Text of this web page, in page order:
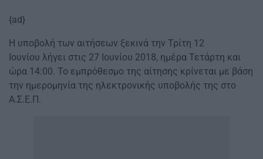
{ad}
Η υποβολή των αιτήσεων ξεκινά την Τρίτη 12
Ιουνίου λήγει στις 27 Ιουνίου 2018, ημέρα Τετάρτη και
ώρα 14:00. Το εμπρόθεσμο της αίτησης κρίνεται με βάση
την ημερομηνία της ηλεκτρονικής υποβολής της στο
Α.Σ.Ε.Π.